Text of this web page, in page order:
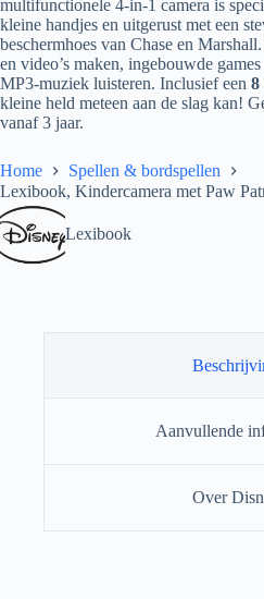
multifunctionele 4-in-1 camera is
kleine handjes en uitgerust met een
beschermhoes van Chase en
en video’s maken, ingebouwde
MP3-muziek luisteren. Inclusief een 8
kleine held meteen aan de slag kan!
vanaf 3 jaar.
Home
Spellen & bordspellen
Lexibook, Kindercamera met Paw
Lexibook
Aanvullende
Over